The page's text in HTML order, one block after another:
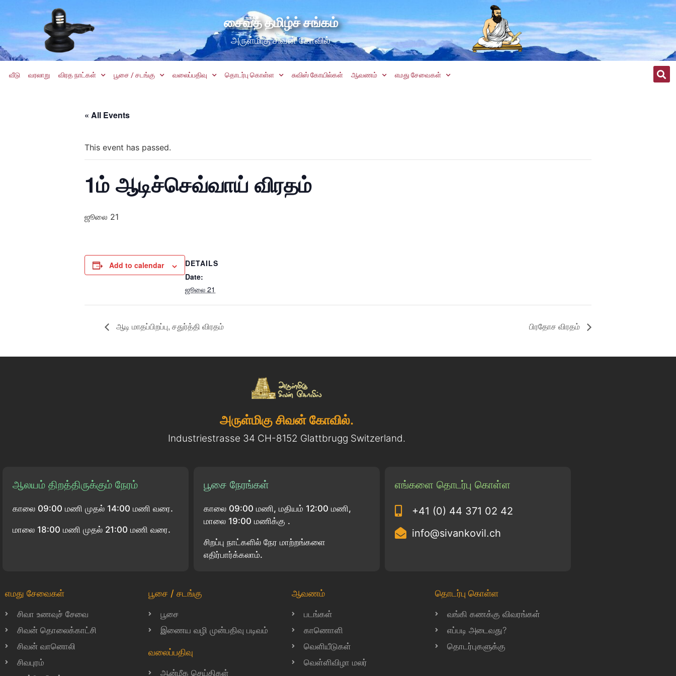
சைவத் தமிழ்ச் சங்கம்
அருள்மிகு சிவன் கோவில்
வீடு வரலாறு விரத நாட்கள் பூசை / சடங்கு வலைப்பதிவு தொடர்பு கொள்ள சுவிஸ் கோயில்கள் ஆவணம் எமது சேவைகள்
« All Events
This event has passed.
1ம் ஆடிச்செவ்வாய் விரதம்
ஜூலை 21
Add to calendar
DETAILS
Date:
ஜூலை 21
ஆடி மாதப்பிறப்பு, சதுர்த்தி விரதம் பிரதோச விரதம்
அருள்மிகு சிவன் கோவில்.
Industriestrasse 34 CH-8152 Glattbrugg Switzerland.
ஆலயம் திறத்திருக்கும் நேரம்
காலை 09:00 மணி முதல் 14:00 மணி வரை.
மாலை 18:00 மணி முதல் 21:00 மணி வரை.
பூசை நேரங்கள்
காலை 09:00 மணி, மதியம் 12:00 மணி,
மாலை 19:00 மணிக்கு .
சிறப்பு நாட்களில் நேர மாற்றங்களை
எதிர்பார்க்கலாம்.
எங்களை தொடர்பு கொள்ள
+41 (0) 44 371 02 42
info@sivankovil.ch
எமது சேவைகள்
சிவா உணவுச் சேவை
சிவன் தொலைக்காட்சி
சிவன் வானொலி
சிவபுரம்
பூசை / சடங்கு
பூசை
இணைய வழி முன்பதிவு படிவம்
வலைப்பதிவு
ஆன்மீக செய்திகள்
ஆவணம்
படங்கள்
காணொளி
வெளியீடுகள்
வெள்ளிவிழா மலர்
தொடர்பு கொள்ள
வங்கி கணக்கு விவரங்கள்
எப்படி அடைவது?
தொடர்புகளுக்கு